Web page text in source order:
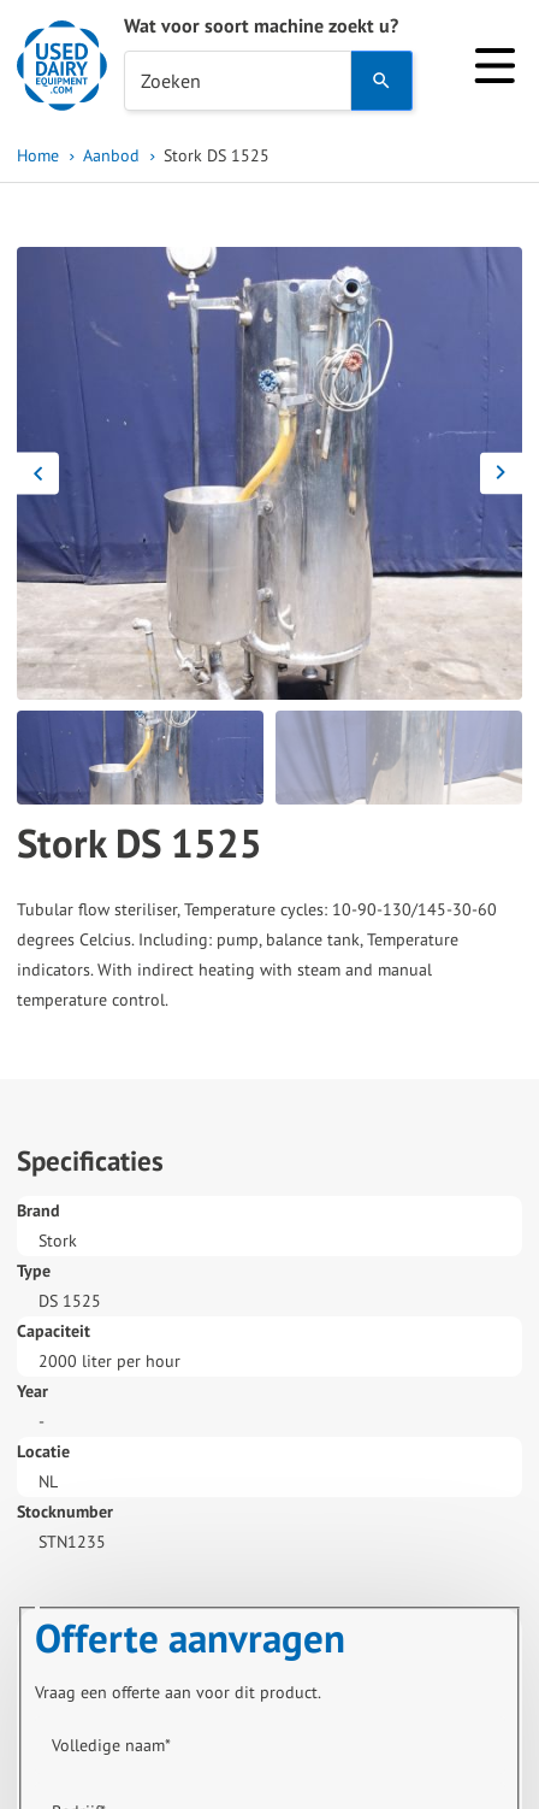
Wat voor soort machine zoekt u?
Zoeken
and
select
result.
Press
enter
to
go
to
the
selected
search
result.
Touch
can
and
swipe
gestures.
Home Aanbod Stork DS 1525
Stork DS 1525
Tubular flow steriliser, Temperature cycles: 10-90-130/145-30-60
degrees Celcius. Including: pump, balance tank, Temperature
indicators. With indirect heating with steam and manual
Specificaties
Brand
Stork
Type
DS 1525
Capaciteit
2000 liter per hour
Year
-
Locatie
NL
Stocknumber
STN1235
Offerte aanvragen
Vraag een offerte aan voor dit product.
Volledige naam*